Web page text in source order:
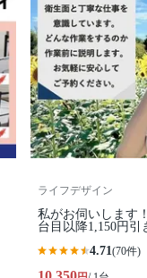
ライフデザイン
私がお伺いします
台目以降1,150円引
4.71(70件)